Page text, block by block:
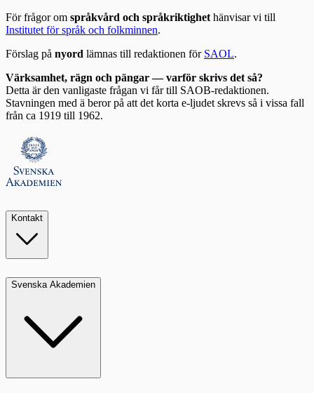
För frågor om språkvård och språkriktighet hänvisar vi till
Institutet för språk och folkminnen.
Förslag på nyord lämnas till redaktionen för SAOL.
Värksamhet, rägn och pängar — varför skrivs det så?
Detta är den vanligaste frågan vi får till SAOB-redaktionen.
Stavningen med ä beror på att det korta e-ljudet skrevs så i vissa fall
från ca 1919 till 1962.
Kontakt
Svenska Akademien